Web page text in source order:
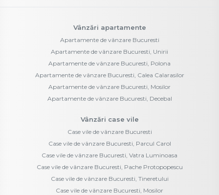
Vânzări apartamente
Apartamente de vânzare Bucuresti
Apartamente de vânzare Bucuresti, Unirii
Apartamente de vânzare Bucuresti, Polona
Apartamente de vânzare Bucuresti, Calea Calarasilor
Apartamente de vânzare Bucuresti, Mosilor
Apartamente de vânzare Bucuresti, Decebal
Vânzări case vile
Case vile de vânzare Bucuresti
Case vile de vânzare Bucuresti, Parcul Carol
Case vile de vânzare Bucuresti, Vatra Luminoasa
Case vile de vânzare Bucuresti, Pache Protopopescu
Case vile de vânzare Bucuresti, Tineretului
Case vile de vânzare Bucuresti, Mosilor